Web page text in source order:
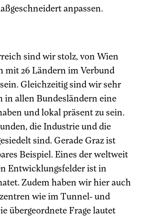
anpassen.
sind wir stolz, von Wien
mit 26 Ländern im Verbund
Gleichzeitig sind wir sehr
in allen Bundesländern eine
und lokal präsent zu sein.
die Industrie und die
sind. Gerade Graz ist
Beispiel. Eines der weltweit
Entwicklungsfelder ist in
Zudem haben wir hier auch
wie im Tunnel- und
übergeordnete Frage lautet